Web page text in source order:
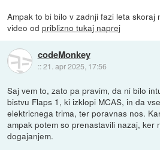
Ampak to bi bilo v zadnji fazi leta skoraj
video odpriblizno tukaj naprej
codeMonkey
::21. apr 2025, 17:56
Saj vem to, zato pa pravim, da ni bilo
bistvu Flaps 1, ki izklopi MCAS, in da
elektricnega trima, ter poravnas nos.
ampak potem so prenastavili nazaj, ker
dogajanjem.